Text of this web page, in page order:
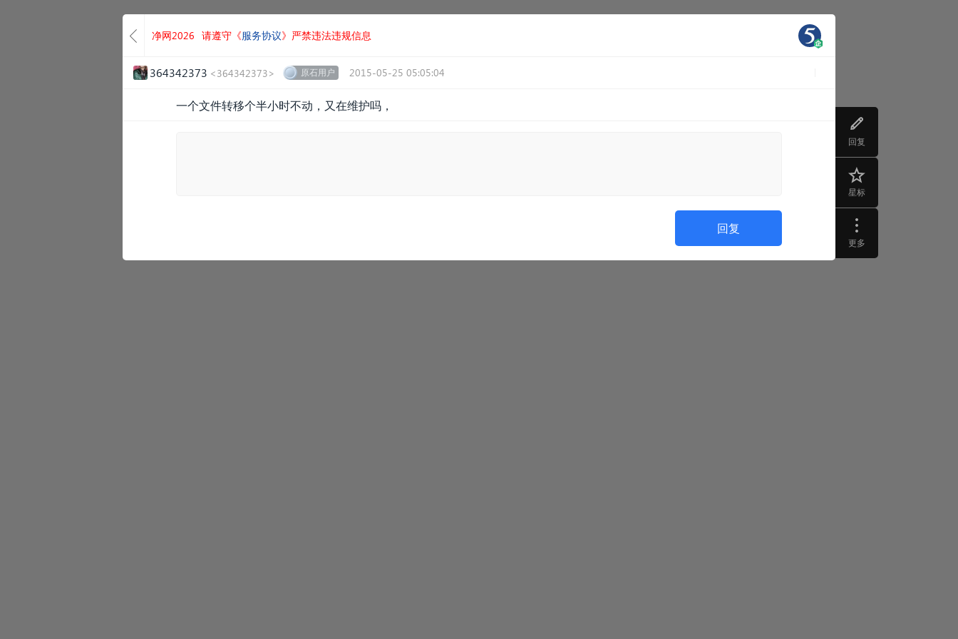
回复
星标
更多
净网2026 请遵守《服务协议》严禁违法违规信息
364342373 <364342373> 原石用户 2015-05-25 05:05:04
一个文件转移个半小时不动，又在维护吗，
回复